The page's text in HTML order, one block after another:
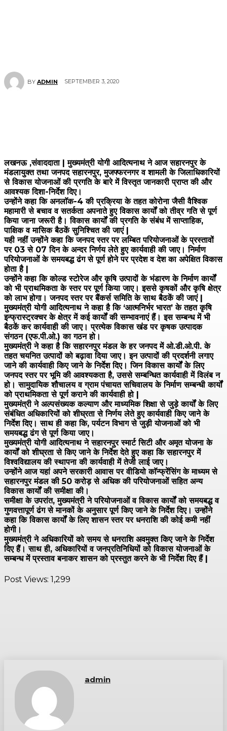
BY ADMIN SEPTEMBER 3, 2020
लखनऊ ,संवाददाता | मुख्यमंत्री योगी आदित्यनाथ ने आज सहारनपुर के
मंडलायुक्त तथा जनपद सहारनपुर, मुजफ्फरनगर व शामली के जिलाधिकारियों
से विकास योजनाओं की प्रगति के बारे में विस्तृत जानकारी प्राप्त की और
आवश्यक दिशा-निर्देश दिए।
उन्होंने कहा कि अनलाॅक-4 की प्रक्रिया के तहत कोरोना जैसी वैश्विक
महामारी से बचाव व सतर्कता अपनाते हुए विकास कार्यों को तीव्र गति से पूर्ण
किया जाना जरूरी है। विकास कार्यों की प्रगति के संबंध में साप्ताहिक,
पाक्षिक व मासिक बैठकें सुनिश्चित की जाएं |
यही नहीं उन्होंने कहा कि जनपद स्तर पर लम्बित परियोजनाओं के प्रस्तावों
पर 03 से 07 दिन के अन्दर निर्णय लेते हुए कार्यवाही की जाए। निर्माण
परियोजनाओं के समयबद्ध ढंग से पूर्ण होने पर प्रदेश व देश का अपेक्षित विकास
होता है |
उन्होंने कहा कि कोल्ड स्टोरेज और कृषि उत्पादों के भंडारण के निर्माण कार्यों
को भी प्राथमिकता के स्तर पर पूर्ण किया जाए। इससे कृषकों और कृषि क्षेत्र
को लाभ होगा। जनपद स्तर पर बैंकर्स समिति के साथ बैठकें की जाएं |
मुख्यमंत्री योगी आदित्यनाथ ने कहा है कि ‘आत्मनिर्भर भारत’ के तहत कृषि
इन्फ्रास्ट्रक्चर के क्षेत्र में कई कार्यों की सम्भावनाएं हैं। इस सम्बन्ध में भी
बैठकें कर कार्यवाही की जाए। प्रत्येक विकास खंड पर कृषक उत्पादक
संगठन (एफ.पी.ओ.) का गठन हो।
मुख्यमंत्री ने कहा है कि सहारनपुर मंडल के हर जनपद में ओ.डी.ओ.पी. के
तहत चयनित उत्पादों को बढ़ावा दिया जाए। इन उत्पादों की प्रदर्शनी लगाए
जाने की कार्यवाही किए जाने के निर्देश दिए। जिन विकास कार्यों के लिए
जनपद स्तर पर भूमि की आवश्यकता है, उससे सम्बन्धित कार्यवाही में विलंब न
हो। सामुदायिक शौचालय व ग्राम पंचायत सचिवालय के निर्माण सम्बन्धी कार्यों
को प्राथमिकता से पूर्ण कराने की कार्यवाही हो |
मुख्यमंत्री ने अल्पसंख्यक कल्याण और माध्यमिक शिक्षा से जुड़े कार्यों के लिए
संबंधित अधिकारियों को शीघ्रता से निर्णय लेते हुए कार्यवाही किए जाने के
निर्देश दिए। साथ ही कहा कि, पर्यटन विभाग से जुड़ी योजनाओं को भी
समयबद्ध ढंग से पूर्ण किया जाए।
मुख्यमंत्री योगी आदित्यनाथ ने सहारनपुर स्मार्ट सिटी और अमृत योजना के
कार्यों को शीघ्रता से किए जाने के निर्देश देते हुए कहा कि सहारनपुर में
विश्वविद्यालय की स्थापना की कार्यवाही में तेजी लाई जाए।
उन्होंने आज यहां अपने सरकारी आवास पर वीडियो काॅन्फ्रेंसिंग के माध्यम से
सहारनपुर मंडल की ₹50 करोड़ से अधिक की परियोजनाओं सहित अन्य
विकास कार्यों की समीक्षा की।
समीक्षा के उपरांत, मुख्यमंत्री ने परियोजनाओं व विकास कार्यों को समयबद्ध व
गुणवत्तापूर्ण ढंग से मानकों के अनुसार पूर्ण किए जाने के निर्देश दिए। उन्होंने
कहा कि विकास कार्यों के लिए शासन स्तर पर धनराशि की कोई कमी नहीं
होगी।
मुख्यमंत्री ने अधिकारियों को समय से धनराशि अवमुक्त किए जाने के निर्देश
दिए हैं। साथ ही, अधिकारियों व जनप्रतिनिधियों को विकास योजनाओं के
सम्बन्ध में प्रस्ताव बनाकर शासन को प्रस्तुत करने के भी निर्देश दिए हैं |
Post Views: 1,299
admin